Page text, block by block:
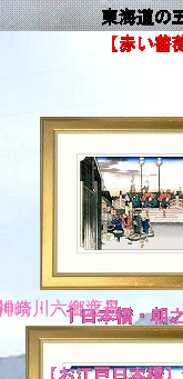
崎・六郷渡舟
奈川・台之景